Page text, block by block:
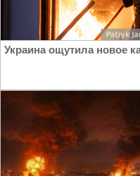
Украина ощутила новое